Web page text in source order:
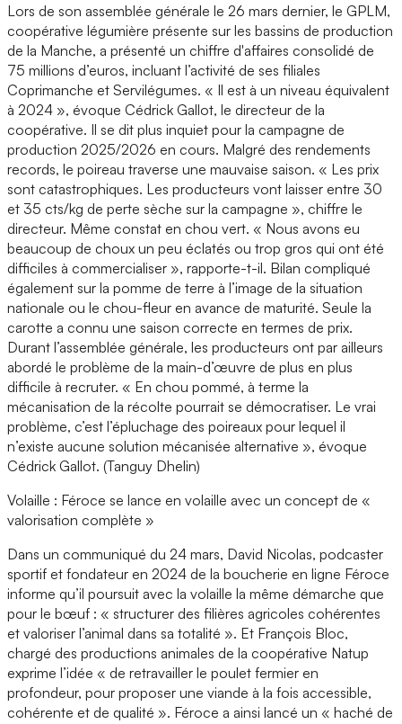
Lors de son assemblée générale le 26 mars dernier, le GPLM,
coopérative légumière présente sur les bassins de production
de la Manche, a présenté un chiffre d'affaires consolidé de
75 millions d’euros, incluant l’activité de ses filiales
Coprimanche et Servilégumes. « Il est à un niveau équivalent
à 2024 », évoque Cédrick Gallot, le directeur de la
coopérative. Il se dit plus inquiet pour la campagne de
production 2025/2026 en cours. Malgré des rendements
records, le poireau traverse une mauvaise saison. « Les prix
sont catastrophiques. Les producteurs vont laisser entre 30
et 35 cts/kg de perte sèche sur la campagne », chiffre le
directeur. Même constat en chou vert. « Nous avons eu
beaucoup de choux un peu éclatés ou trop gros qui ont été
difficiles à commercialiser », rapporte-t-il. Bilan compliqué
également sur la pomme de terre à l’image de la situation
nationale ou le chou-fleur en avance de maturité. Seule la
carotte a connu une saison correcte en termes de prix.
Durant l’assemblée générale, les producteurs ont par ailleurs
abordé le problème de la main-d’œuvre de plus en plus
difficile à recruter. « En chou pommé, à terme la
mécanisation de la récolte pourrait se démocratiser. Le vrai
problème, c’est l’épluchage des poireaux pour lequel il
n’existe aucune solution mécanisée alternative », évoque
Cédrick Gallot. (Tanguy Dhelin)
Volaille : Féroce se lance en volaille avec un concept de «
valorisation complète »
Dans un communiqué du 24 mars, David Nicolas, podcaster
sportif et fondateur en 2024 de la boucherie en ligne Féroce
informe qu’il poursuit avec la volaille la même démarche que
pour le bœuf : « structurer des filières agricoles cohérentes
et valoriser l’animal dans sa totalité ». Et François Bloc,
chargé des productions animales de la coopérative Natup
exprime l’idée « de retravailler le poulet fermier en
profondeur, pour proposer une viande à la fois accessible,
cohérente et de qualité ». Féroce a ainsi lancé un « haché de